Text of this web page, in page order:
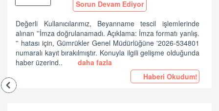
Sorun Devam Ediyor
Değerli Kullanıcılarımız, Beyanname tescil işlemlerinde
alınan ''İmza doğrulanamadı. Açıklama: İmza formatı yanlış.
'' hatası için, Gümrükler Genel Müdürlüğüne '2026-534801
numaralı kayıt bırakılmıştır. Konuyla ilgili gelişme olduğunda
haber üzerind..
daha fazla
Haberi Okudum!